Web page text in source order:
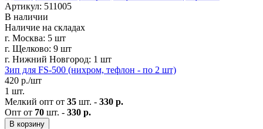
Артикул: 511005
В наличии
Наличие на складах
г. Москва: 5 шт
г. Щелково: 9 шт
г. Нижний Новгород: 1 шт
Зип для FS-500 (нихром, тефлон - по 2 шт)
420 р./шт
1 шт.
Мелкий опт от 35 шт. - 330 р.
Опт от 70 шт. - 330 р.
В корзину